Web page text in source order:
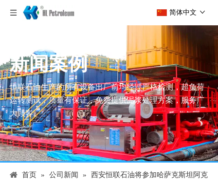
简体中文
新闻案例
恒联石油生产的所有设备出厂前均经过严格检测，超负荷
运转测试，质量有保证，免费提供泥浆处理方案，服务广
大顾客。
首页 » 公司新闻 » 西安恒联石油将参加哈萨克斯坦阿克